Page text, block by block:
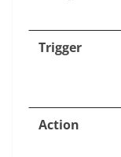
Trigger
Action